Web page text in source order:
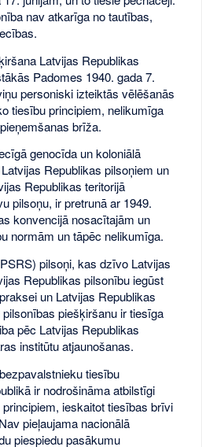
nav atkarīga no tautības,
Latvijas Republikas
Padomes 1940. gada 7.
personiski izteiktās vēlēšanās
tiesību principiem, nelikumīga
brīža.
genocīda un koloniālā
Republikas pilsoņiem un
Republikas teritorijā
pilsoņu, ir pretrunā ar 1949.
konvencijā nosacītajām un
normām un tāpēc nelikumīga.
pilsoņi, kas dzīvo Latvijas
Republikas pilsonību iegūst
un Latvijas Republikas
piešķiršanu ir tiesīga
pēc Latvijas Republikas
institūtu atjaunošanas.
tiesību
ir nodrošināma atbilstīgi
ieskaitot tiesības brīvi
pieļaujama nacionālā
piespiedu pasākumu